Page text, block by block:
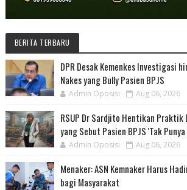
BERITA TERBARU
DPR Desak Kemenkes Investigasi
Nakes yang Bully Pasien BPJS
Admin Oposisi Aug 06, 2026
RSUP Dr Sardjito Hentikan Praktik
yang Sebut Pasien BPJS 'Tak
Admin Oposisi Aug 06, 2026
Menaker: ASN Kemnaker Harus
bagi Masyarakat